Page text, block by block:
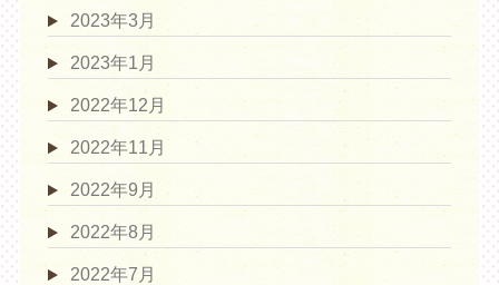
2023年3月
2023年1月
2022年12月
2022年11月
2022年9月
2022年8月
2022年7月